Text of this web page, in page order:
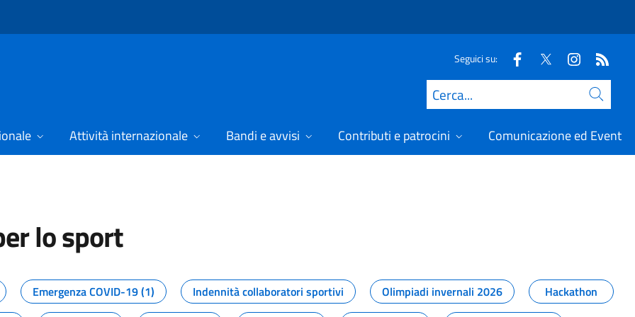
Seguici su:
Cerca
Attività internazionale Bandi e avvisi Contributi e patrocini Comunicazione ed Eventi
lo sport
dal Dipartimento per lo sport
Emergenza COVID-19 (1) Indennità collaboratori sportivi Olimpiadi invernali 2026
Hackathon